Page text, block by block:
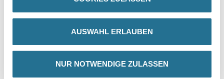
AUSWAHL ERLAUBEN
NUR NOTWENDIGE ZULASSEN